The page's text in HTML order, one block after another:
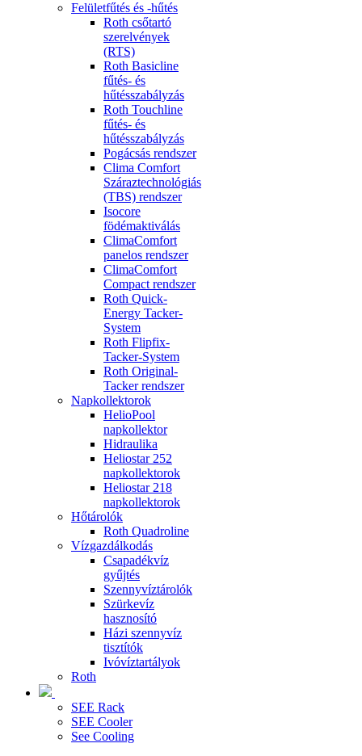
Felületfűtés és -hűtés
Roth csőtartó
szerelvények
(RTS)
Roth Basicline
fűtés- és
hűtésszabályzás
Roth Touchline
fűtés- és
hűtésszabályzás
Pogácsás rendszer
Clima Comfort
Száraztechnológiás
(TBS) rendszer
Isocore
födémaktiválás
ClimaComfort
panelos rendszer
ClimaComfort
Compact rendszer
Roth Quick-
Energy Tacker-
System
Roth Flipfix-
Tacker-System
Roth Original-
Tacker rendszer
Napkollektorok
HelioPool
napkollektor
Hidraulika
Heliostar 252
napkollektorok
Heliostar 218
napkollektorok
Hőtárolók
Roth Quadroline
Vízgazdálkodás
Csapadékvíz
gyűjtés
Szennyvíztárolók
Szürkevíz
hasznosító
Házi szennyvíz
tisztítók
Ivóvíztartályok
Roth
SEE Rack
SEE Cooler
See Cooling